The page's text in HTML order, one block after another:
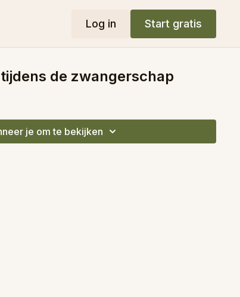
Log in Start gratis
de zwangerschap
je om te bekijken